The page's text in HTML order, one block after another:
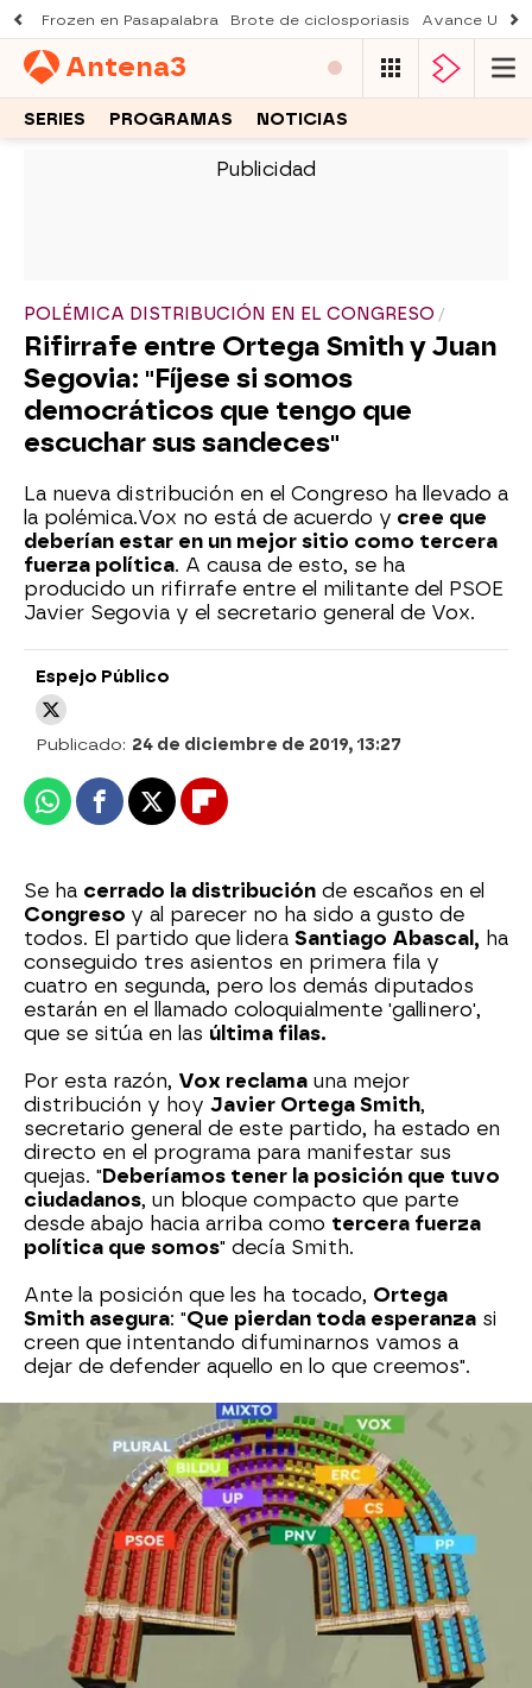
Frozen en Pasapalabra Brote de ciclosporiasis Avance Una
Antena3
SERIES PROGRAMAS NOTICIAS
POLÉMICA DISTRIBUCIÓN EN EL CONGRESO
Rifirrafe entre Ortega Smith y Juan
Segovia: "Fíjese si somos
democráticos que tengo que
escuchar sus sandeces"
La nueva distribución en el Congreso ha llevado a
la polémica.Vox no está de acuerdo y cree que
deberían estar en un mejor sitio como tercera
fuerza política. A causa de esto, se ha
producido un rifirrafe entre el militante del PSOE
Javier Segovia y el secretario general de Vox.
Espejo Público
Publicado: 24 de diciembre de 2019, 13:27
WhatsappFacebook
X Flipboard
Se ha cerrado la distribución de escaños en el
Congreso y al parecer no ha sido a gusto de
todos. El partido que lidera Santiago Abascal, ha
conseguido tres asientos en primera fila y
cuatro en segunda, pero los demás diputados
estarán en el llamado coloquialmente 'gallinero',
que se sitúa en las última filas.
Por esta razón, Vox reclama una mejor
distribución y hoy Javier Ortega Smith,
secretario general de este partido, ha estado en
directo en el programa para manifestar sus
quejas. "Deberíamos tener la posición que tuvo
ciudadanos, un bloque compacto que parte
desde abajo hacia arriba como tercera fuerza
política que somos" decía Smith.
Ante la posición que les ha tocado, Ortega
Smith asegura: "Que pierdan toda esperanza si
creen que intentando difuminarnos vamos a
dejar de defender aquello en lo que creemos".
El secretario general de Voxcree que los
partidosque según ellosatentan contra la
unidad de Españano deberían estar presentes
en el Congreso, a esto,Juan Segovia
, militante
del PSOE ha contestado: "Tienen que estar ellos
tienen que estar también para mi
desgraciadamente la extrema derechaque
ustedes representan y que actualmente tiene
más votos de lo que a muchos nos gustaría
incluso para decir cosas como las que usted dice,
como negar la violencia de género".